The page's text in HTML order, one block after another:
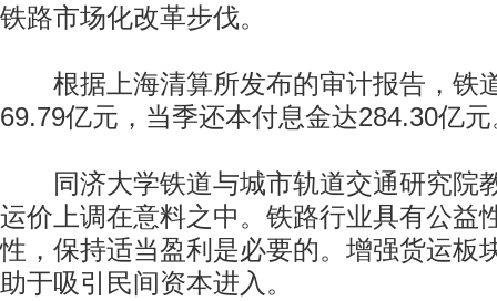
铁路市场化改革步伐。
根据上海清算所发布的审计报告，铁
69.79亿元，当季还本付息金达284.30亿元
同济大学铁道与城市轨道交通研究院
运价上调在意料之中。铁路行业具有公益
性，保持适当盈利是必要的。增强货运板
助于吸引民间资本进入。